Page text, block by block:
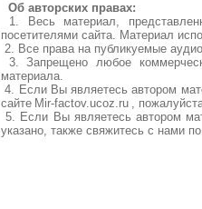
Об авторских правах:
1. Весь материал,
посетителями сайта. Материал
2. Все права на публикуемые
3. Запрещено любое
материала.
4. Если Вы являетесь автором
сайте Mir-factov.ucoz.ru ,
5. Если Вы являетесь автором
указано, также свяжитесь с нами